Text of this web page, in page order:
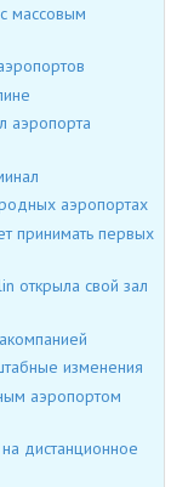
массовым
аэропорта
аэропортах
принимать первых
открыла свой зал
изменения
аэропортом
дистанционное